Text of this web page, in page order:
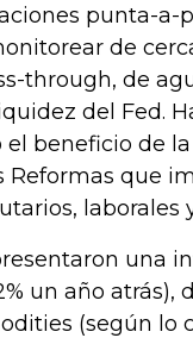
punta-a-
de
through, de
del Fed.
beneficio de
Reformas que
laborales
una
un año atrás),
(según lo